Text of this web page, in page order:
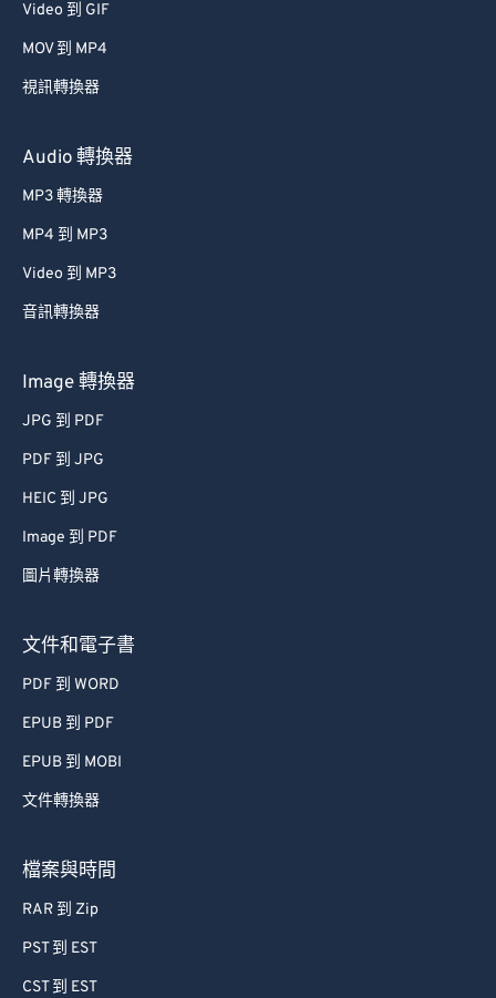
Video 到 GIF
MOV 到 MP4
視訊轉換器
Audio 轉換器
MP3 轉換器
MP4 到 MP3
Video 到 MP3
音訊轉換器
Image 轉換器
JPG 到 PDF
PDF 到 JPG
HEIC 到 JPG
Image 到 PDF
圖片轉換器
文件和電子書
PDF 到 WORD
EPUB 到 PDF
EPUB 到 MOBI
文件轉換器
檔案與時間
RAR 到 Zip
PST 到 EST
CST 到 EST